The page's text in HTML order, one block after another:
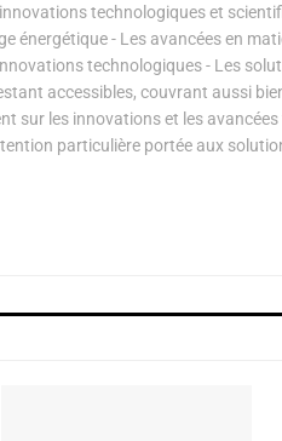
technologiques et
énergétique - Les avancées en
technologiques - Les
accessibles, couvrant aussi
sur les innovations et les
particulière portée aux